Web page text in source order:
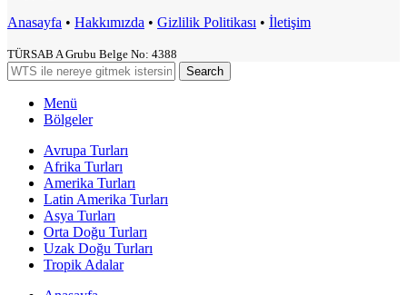
Anasayfa • Hakkımızda • Gizlilik Politikası • İletişim
TÜRSAB A Grubu Belge No: 4388
Search
Menü
Bölgeler
Avrupa Turları
Afrika Turları
Amerika Turları
Latin Amerika Turları
Asya Turları
Orta Doğu Turları
Uzak Doğu Turları
Tropik Adalar